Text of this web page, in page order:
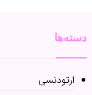
دسته‌ها
ارتودنسی